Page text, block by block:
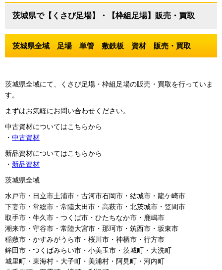
茨城県で【くさび足場】・【枠組足場】販売・買取
茨城県全域 足場 単管 敷鉄板 資材 販売・買取
茨城県全域にて、くさび足場・枠組足場の販売・買取を行っていま
す。
まずはお気軽にお問い合わせください。
中古資材についてはこちらから
・ 中古資材
新品資材についてはこちらから
・ 新品資材
茨城県全域
水戸市・日立市土浦市・古河市石岡市・結城市・龍ケ崎市
下妻市・常総市・常陸太田市・高萩市・北茨城市・笠間市
取手市・牛久市・つくば市・ひたちなか市・鹿嶋市
潮来市・守谷市・常陸大宮市・那珂市・筑西市・坂東市
稲敷市・かすみがうら市・桜川市・神栖市・行方市
鉾田市・つくばみらい市・小美玉市・茨城町・大洗町
城里町・東海村・大子町・美浦村・阿見町・河内町